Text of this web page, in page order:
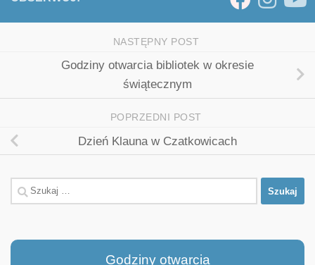
NASTĘPNY POST
Godziny otwarcia bibliotek w okresie
świątecznym
POPRZEDNI POST
Dzień Klauna w Czatkowicach
Szukaj:
Godziny otwarcia